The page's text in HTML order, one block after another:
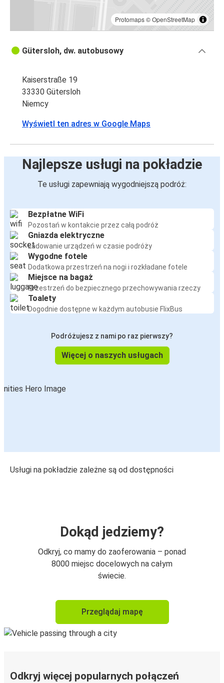
Protomaps©OpenStreetMap
Gütersloh, dw. autobusowy
Kaiserstraße 19
33330 Gütersloh
Niemcy
Wyświetl ten adres w Google Maps
Najlepsze usługi na pokładzie
Te usługi zapewniają wygodniejszą podróż:
Bezpłatne WiFi
Pozostań w kontakcie przez całą podróż
Gniazda elektryczne
Ładowanie urządzeń w czasie podróży
Wygodne fotele
Dodatkowa przestrzeń na nogi i rozkładane fotele
Miejsce na bagaż
Przestrzeń do bezpiecznego przechowywania rzeczy
Toalety
Dogodnie dostępne w każdym autobusie FlixBus
Podróżujesz z nami po raz pierwszy?
Więcej o naszych usługach
Usługi na pokładzie zależne są od dostępności
Dokąd jedziemy?
Odkryj, co mamy do zaoferowania – ponad
8000 miejsc docelowych na całym
świecie.
Przeglądaj mapę
Odkryj więcej popularnych połączeń